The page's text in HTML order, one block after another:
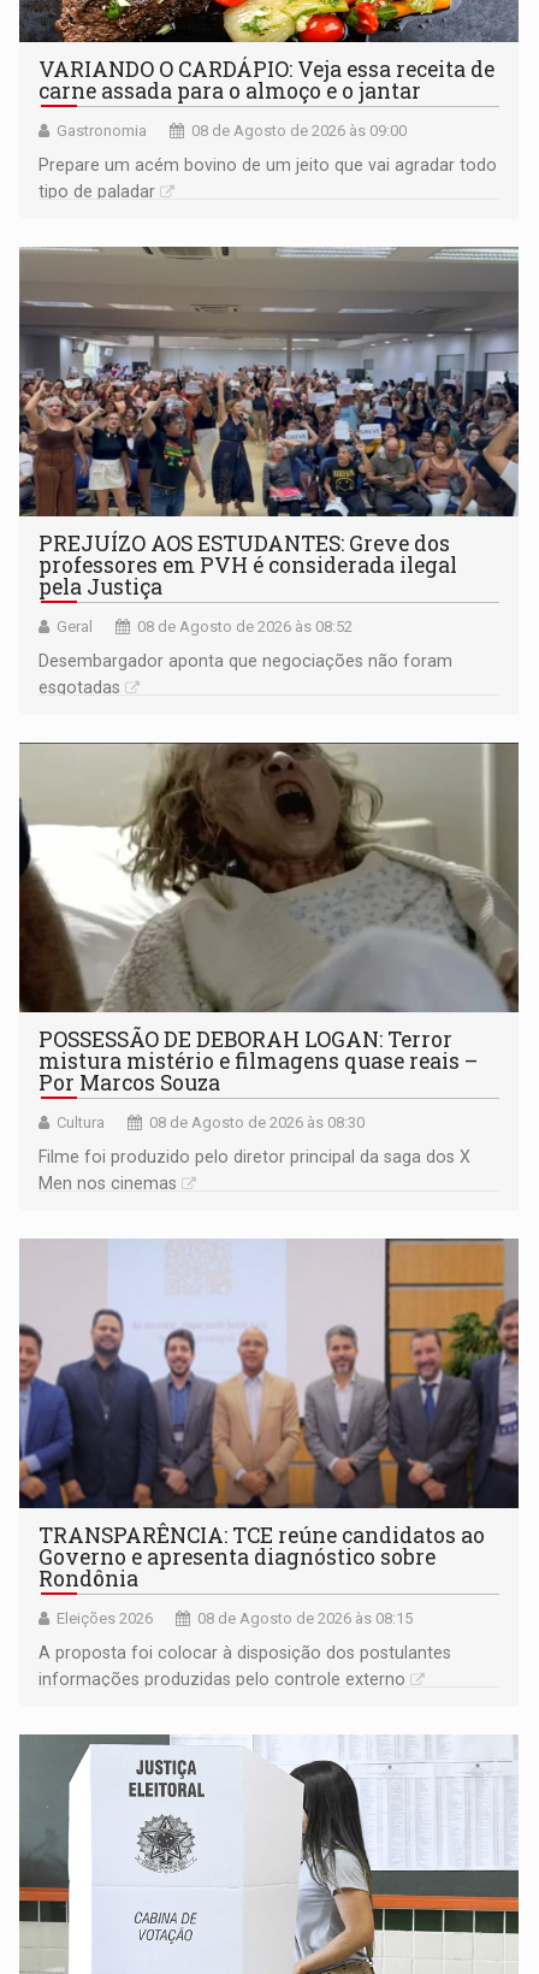
VARIANDO O CARDÁPIO: Veja essa receita de
carne assada para o almoço e o jantar
Gastronomia 08 de Agosto de 2026 às 09:00
Prepare um acém bovino de um jeito que vai agradar todo
tipo de paladar
PREJUÍZO AOS ESTUDANTES: Greve dos
professores em PVH é considerada ilegal
pela Justiça
Geral 08 de Agosto de 2026 às 08:52
Desembargador aponta que negociações não foram
esgotadas
POSSESSÃO DE DEBORAH LOGAN: Terror
mistura mistério e filmagens quase reais –
Por Marcos Souza
Cultura 08 de Agosto de 2026 às 08:30
Filme foi produzido pelo diretor principal da saga dos X
Men nos cinemas
TRANSPARÊNCIA: TCE reúne candidatos ao
Governo e apresenta diagnóstico sobre
Rondônia
Eleições 2026 08 de Agosto de 2026 às 08:15
A proposta foi colocar à disposição dos postulantes
informações produzidas pelo controle externo